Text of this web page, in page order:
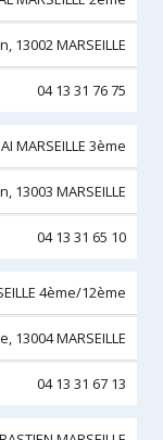
13002 MARSEILLE
04 13 31 76 75
MARSEILLE 3ème
13003 MARSEILLE
04 13 31 65 10
4ème/12ème
13004 MARSEILLE
04 13 31 67 13